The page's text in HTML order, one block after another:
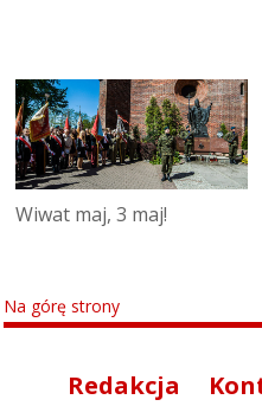
Wiwat maj, 3 maj!
Na górę strony
Redakcja